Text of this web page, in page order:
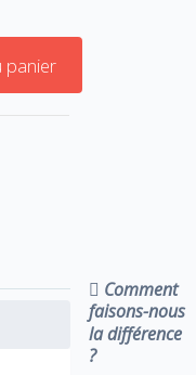
panier
Comment
faisons-nous
la différence
?